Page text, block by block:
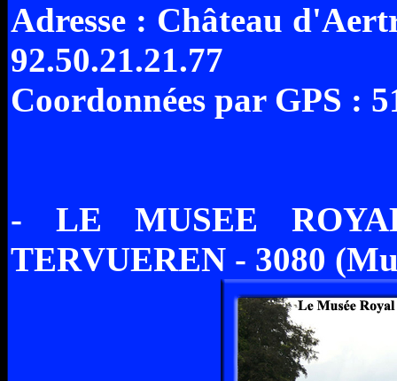
Adresse : Château
92.50.21.21.77
Coordonnées par GPS :
- LE MUSEE
TERVUEREN - 3080